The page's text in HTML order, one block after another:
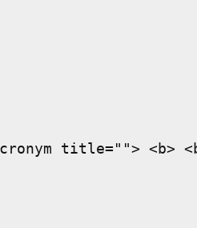
title=""> <b>